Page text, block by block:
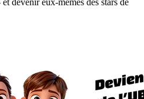
devenir eux-mêmes des stars de